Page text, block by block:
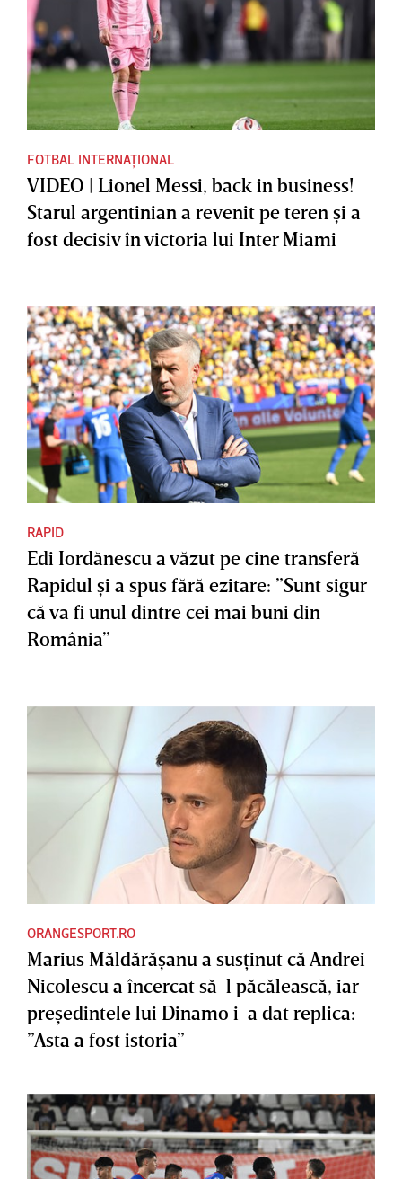
FOTBAL INTERNAȚIONAL
VIDEO | Lionel Messi, back in business!
Starul argentinian a revenit pe teren şi a
fost decisiv în victoria lui Inter Miami
RAPID
Edi Iordănescu a văzut pe cine transferă
Rapidul şi a spus fără ezitare: ”Sunt sigur
că va fi unul dintre cei mai buni din
România”
ORANGESPORT.RO
Marius Măldărăşanu a susţinut că Andrei
Nicolescu a încercat să-l păcălească, iar
preşedintele lui Dinamo i-a dat replica:
”Asta a fost istoria”